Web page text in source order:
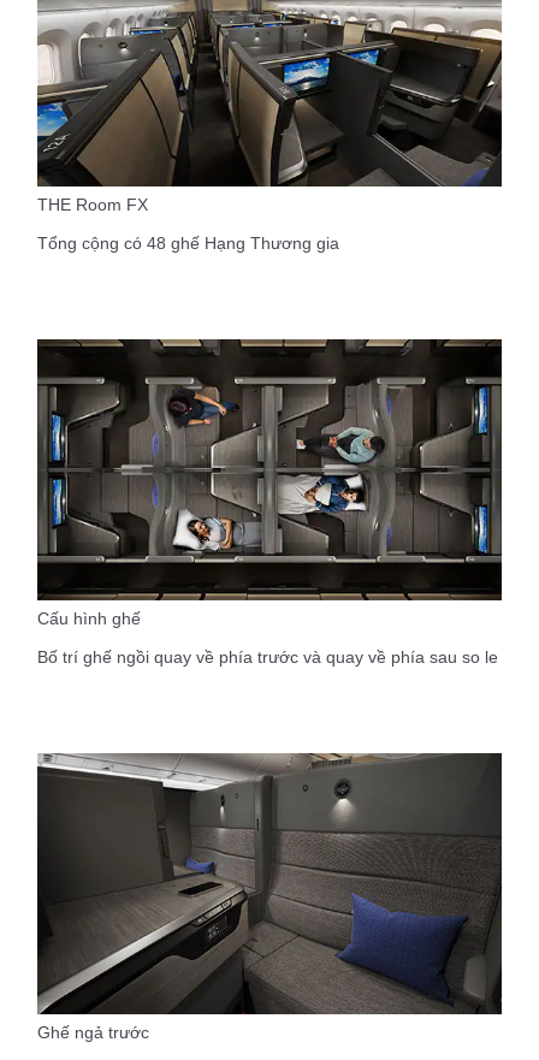
THE Room FX
Tổng cộng có 48 ghế Hạng Thương gia
Cấu hình ghế
Bố trí ghế ngồi quay về phía trước và quay về phía sau so le
Ghế ngả trước